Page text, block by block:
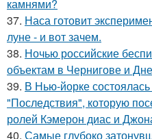
камнями?
37. Наса готовит
луне - и вот зачем.
38. Ночью российские
объектам в Чернигове и
39. В Нью-йорке
"Последствия", которую
ролей Кэмерон диас и
40. Самые глубоко